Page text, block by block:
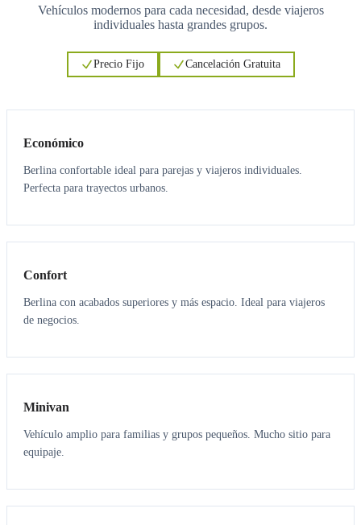
Vehículos modernos para cada necesidad, desde viajeros
individuales hasta grandes grupos.
Precio Fijo Cancelación Gratuita
Económico
Berlina confortable ideal para parejas y viajeros individuales.
Perfecta para trayectos urbanos.
3 3
Confort
Berlina con acabados superiores y más espacio. Ideal para viajeros
de negocios.
6 5
Minivan
Vehículo amplio para familias y grupos pequeños. Mucho sitio para
equipaje.
7 7